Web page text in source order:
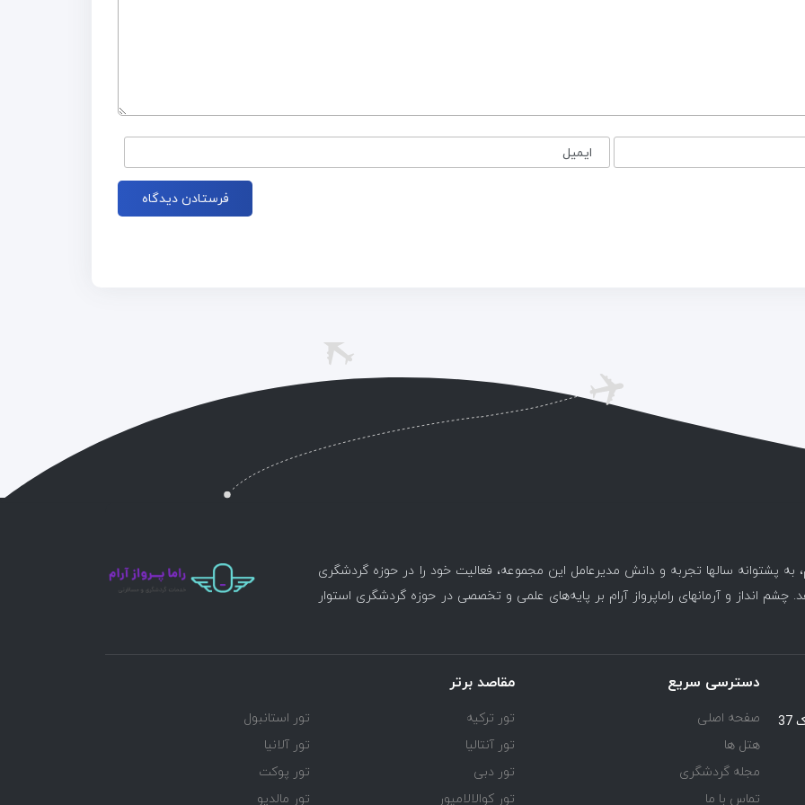
ایمیل
به پشتوانه سالها تجربه و دانش مدیرعامل این مجموعه، فعالیت خود را در حوزه گردشگری
چشم انداز و آرمانهای راماپرواز آرام بر پایه‌های علمی و تخصصی در حوزه گردشگری استوار
یوسف آباد خیابان اسد آبادی جنب کوچه هفتم پلاک 37
دسترسی سریع
صفحه اصلی
هتل ها
مجله گردشگری
تماس با ما
مقاصد برتر
تور ترکیه
تور استانبول
تور آنتالیا
تور آلانیا
تور دبی
تور پوکت
تور کوالالامپور
تور مالدیو